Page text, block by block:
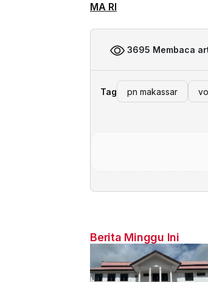
MA RI
3695 Membaca
Tag pn makassar
Berita Minggu Ini